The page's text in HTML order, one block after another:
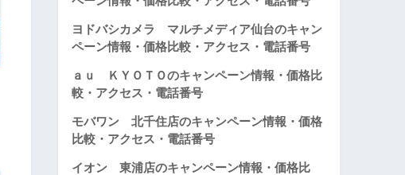
ヨドバシカメラ マルチメディア仙台のキャン
ペーン情報・価格比較・アクセス・電話番号
ａｕ ＫＹＯＴＯのキャンペーン情報・価格比
較・アクセス・電話番号
モバワン 北千住店のキャンペーン情報・価格
比較・アクセス・電話番号
イオン 東浦店のキャンペーン情報・価格比